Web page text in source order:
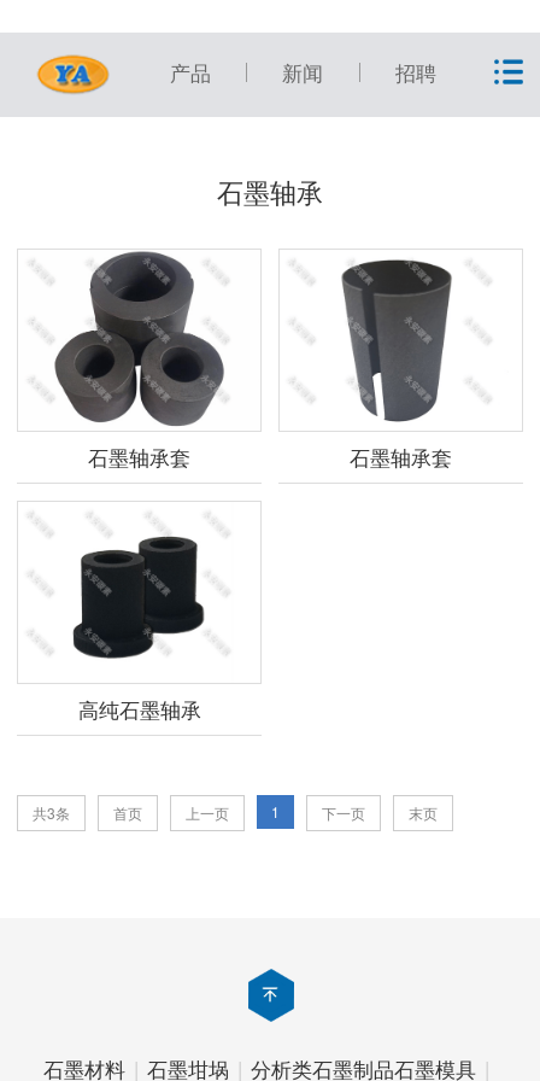
产品 新闻 招聘
石墨轴承
石墨轴承套 石墨轴承套
高纯石墨轴承
共3条 首页 上一页 1 下一页 末页
石墨材料 | 石墨坩埚 | 分析类石墨制品石墨模具 |